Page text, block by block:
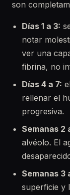
son
Días 1 a 3:
notar
ver una
fibrina, no
Días 4 a 7:
rellenar el
progresiva.
Semanas 2
alvéolo. El
Semanas 3
superficie y